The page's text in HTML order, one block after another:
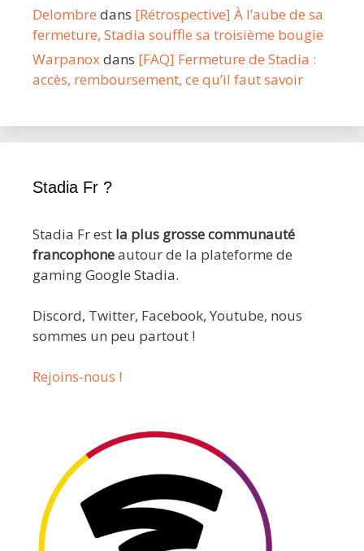
Delombre dans [Rétrospective] À l’aube de sa
fermeture, Stadia souffle sa troisième bougie
Warpanoxdans [FAQ] Fermeture de Stadia :
accès, remboursement, ce qu’il faut savoir
Stadia Fr ?
Stadia Fr est la plus grosse communauté
francophoneautour de la plateforme de
gaming Google Stadia.
Discord, Twitter, Facebook, Youtube, nous
sommes un peu partout !
Rejoins-nous !